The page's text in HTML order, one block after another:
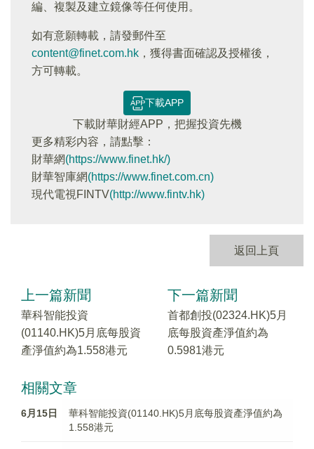
編、複製及建立鏡像等任何使用。
如有意願轉載，請發郵件至
content@finet.com.hk ，獲得書面確認及授權後，
方可轉載。
下載APP
下載財華財經APP，把握投資先機
更多精彩内容，請點擊：
財華網(https://www.finet.hk/)
財華智庫網(https://www.finet.com.cn)
現代電視FINTV(http://www.fintv.hk)
返回上頁
上一篇新聞
華科智能投資
(01140.HK)5月底每股資
產淨值約為1.558港元
下一篇新聞
首都創投(02324.HK)5月
底每股資產淨值約為
0.5981港元
相關文章
6月15日
華科智能投資(01140.HK)5月底每股資產淨值約為
1.558港元